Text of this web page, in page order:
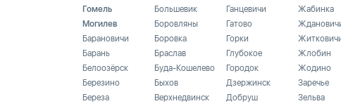
Гомель
Могилев
Барановичи
Барань
Белоозёрск
Березино
Береза
Большевик
Боровляны
Боровка
Браслав
Буда-Кошелево
Быхов
Верхнедвинск
Ганцевичи
Гатово
Горки
Глубокое
Городок
Дзержинск
Добруш
Жабинка
Жлобин
Жодино
Заречье
Зельва